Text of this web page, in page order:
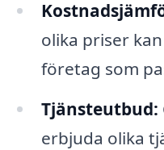
olika priser
företag som
Tjänsteutbud:
erbjuda olika